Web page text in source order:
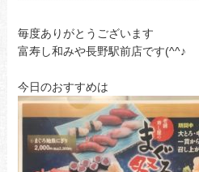
毎度ありがとうございます
富寿し和みや長野駅前店です(^^♪
今日のおすすめは